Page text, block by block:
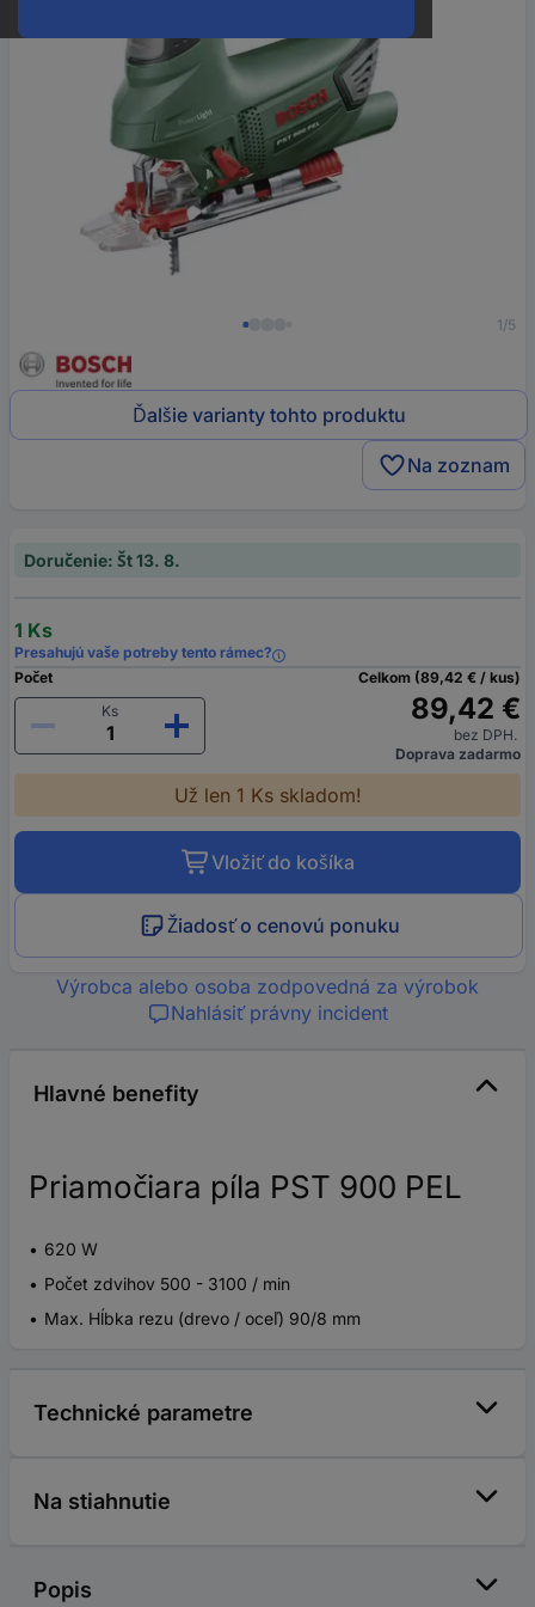
1/5
Ďalšie varianty tohto produktu
Na zoznam
Doručenie: Št 13. 8.
1 Ks
Presahujú vaše potreby tento rámec?
Počet
Ks
Celkom (89,42 € / kus)
89,42 €
bez DPH.
Doprava zadarmo
Už len 1 Ks skladom!
Vložiť do košíka
Žiadosť o cenovú ponuku
Výrobca alebo osoba zodpovedná za výrobok
Nahlásiť právny incident
Hlavné benefity
Priamočiara píla PST 900 PEL
620 W
Počet zdvihov 500 - 3100 / min
Max. Hĺbka rezu (drevo / oceľ) 90/8 mm
Technické parametre
Na stiahnutie
Popis